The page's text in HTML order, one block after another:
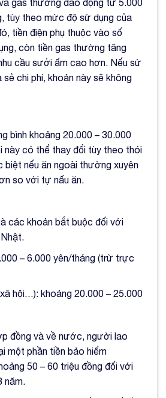
tùy theo mức độ sử dụng của
tiền điện phụ thuộc vào số
còn tiền gas thường tăng
cầu sưởi ấm cao hơn. Nếu sử
sẻ chi phí, khoản này sẽ không
bình khoảng 20.000 – 30.000
này có thể thay đổi tùy theo thói
biệt nếu ăn ngoài thường xuyên
so với tự nấu ăn.
các khoản bắt buộc đối với
– 6.000 yên/tháng (trừ trực
hội…): khoảng 20.000 – 25.000
đồng và về nước, người lao
một phần tiền bảo hiểm
50 – 60 triệu đồng đối với
năm.